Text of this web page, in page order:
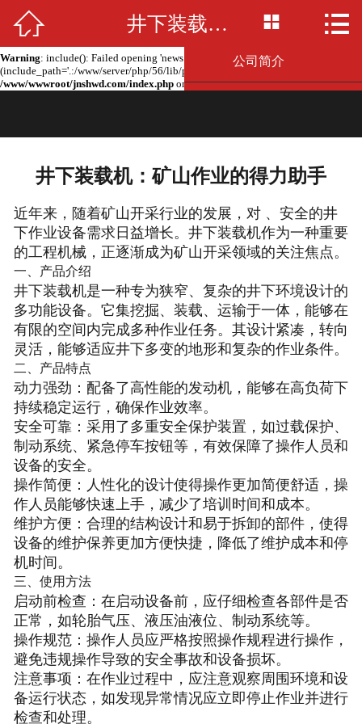
Warning: include(news.php): failed to open stream: No such file or directory in
/www/wwwroot/jnshwd.com/index.phpon line 2
Warning: include(): Failed opening 'news.php' for inclusion
(include_path='.:/www/server/php/56/lib/php') in
/www/wwwroot/jnshwd.com/index.php on line2
网站首页
公司简介
留言板
联系我们
 井下装载机：矿山作业的得力助手  
井下装载机：矿山作业的得力助手
近年来，随着矿山开采行业的发展，对 、安全的井
下作业设备需求日益增长。井下装载机作为一种重要
的工程机械，正逐渐成为矿山开采领域的关注焦点。
一、产品介绍
井下装载机是一种专为狭窄、复杂的井下环境设计的
多功能设备。它集挖掘、装载、运输于一体，能够在
有限的空间内完成多种作业任务。其设计紧凑，转向
灵活，能够适应井下多变的地形和复杂的作业条件。
二、产品特点
动力强劲 ：配备了高性能的发动机，能够在高负荷下
持续稳定运行，确保作业效率。
安全可靠：采用了多重安全保护装置，如过载保护、
制动系统、紧急停车按钮等，有效保障了操作人员和
设备的安全。
操作简便 ：人性化的设计使得操作更加简便舒适，操
作人员能够快速上手，减少了培训时间和成本。
维护方便 ：合理的结构设计和易于拆卸的部件，使得
设备的维护保养更加方便快捷，降低了维护成本和停
机时间。
三、使用方法
启动前检查 ：在启动设备前，应仔细检查各部件是否
正常，如轮胎气压、液压油液位、制动系统等。
操作规范：操作人员应严格按照操作规程进行操作，
避免违规操作导致的安全事故和设备损坏。
注意事项 ：在作业过程中，应注意观察周围环境和设
备运行状态，如发现异常情况应立即停止作业并进行
检查和处理。